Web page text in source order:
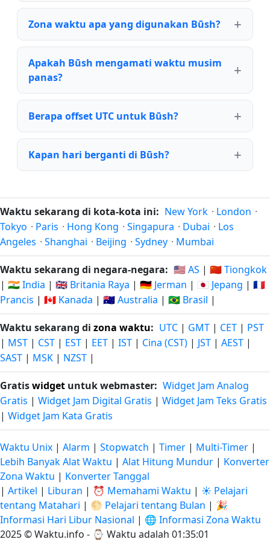
Zona waktu apa yang digunakan Būsh?
Apakah Būsh mengamati waktu musim
panas?
Berapa offset UTC untuk Būsh?
Kapan hari berganti di Būsh?
Waktu sekarang di kota-kota ini: New York · London ·
Tokyo · Paris · Hong Kong · Singapura · Dubai · Los
Angeles · Shanghai · Beijing · Sydney · Mumbai
Waktu sekarang di negara-negara: 🇺🇸 AS | 🇨🇳 Tiongkok
| 🇮🇳 India | 🇬🇧 Britania Raya | 🇩🇪 Jerman | 🇯🇵 Jepang | 🇫🇷
Prancis | 🇨🇦 Kanada | 🇦🇺 Australia | 🇧🇷 Brasil |
Waktu sekarang di zona waktu: UTC | GMT | CET | PST
| MST | CST | EST | EET | IST | Cina (CST) | JST | AEST |
SAST | MSK | NZST |
Gratiswidget untuk webmaster: Widget Jam Analog
Gratis | Widget Jam Digital Gratis | Widget Jam Teks Gratis
| Widget Jam Kata Gratis
Waktu Unix | Alarm | Stopwatch | Timer | Multi-Timer |
Lebih Banyak Alat Waktu | Alat Hitung Mundur | Konverter
Zona Waktu | Konverter Tanggal
| Artikel | Liburan | ⏰ Memahami Waktu | ☀️ Pelajari
tentang Matahari | 🌕 Pelajari tentang Bulan | 🎉
Informasi Hari Libur Nasional | 🌐 Informasi Zona Waktu
2025 © Waktu.info - ⌚ Waktu adalah 01:35:01